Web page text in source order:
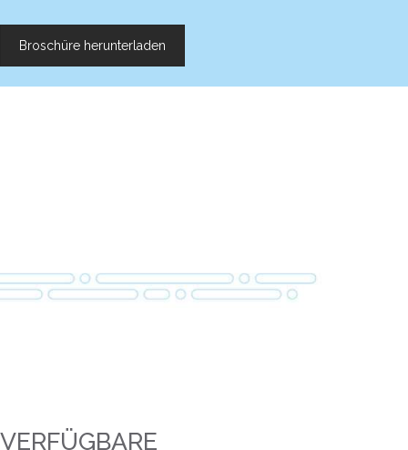
Broschüre herunterladen
VERFÜGBARE